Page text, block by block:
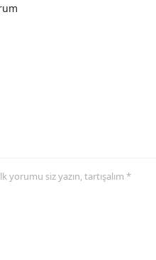
yorumu siz yazın, tartışalım *